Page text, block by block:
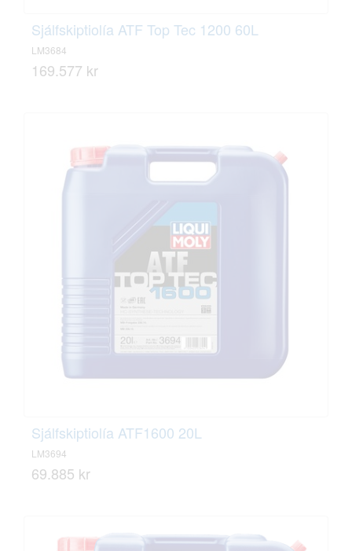
Sjálfskiptiolía ATF Top Tec 1200 60L
LM3684
169.577 kr
Sjálfskiptiolía ATF1600 20L
LM3694
69.885 kr